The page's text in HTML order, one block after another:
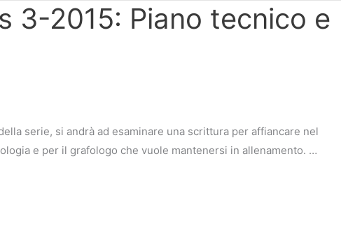
3-2015: Piano tecnico e
serie, si andrà ad esaminare una scrittura per affiancare nel
e per il grafologo che vuole mantenersi in allenamento. …